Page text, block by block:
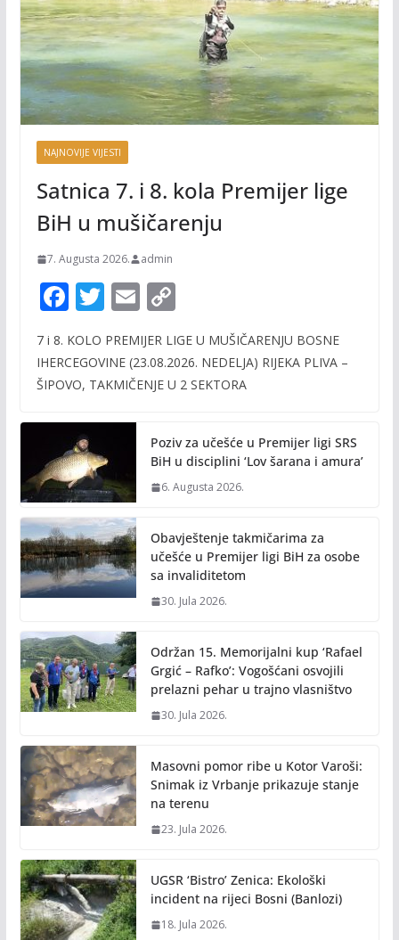
NAJNOVIJE VIJESTI
Satnica 7. i 8. kola Premijer lige
BiH u mušičarenju
7. Augusta 2026. admin
F
e
b
o
k
T
itt
er
E
ai
l
C
p
y
n
k
7 i 8. KOLO PREMIJER LIGE U MUŠIČARENJU BOSNE
IHERCEGOVINE (23.08.2026. NEDELJA) RIJEKA PLIVA –
ŠIPOVO, TAKMIČENJE U 2 SEKTORA
Poziv za učešće u Premijer ligi SRS
BiH u disciplini ‘Lov šarana i amura’
6. Augusta 2026.
Obavještenje takmičarima za
učešće u Premijer ligi BiH za osobe
sa invaliditetom
30. Jula 2026.
Održan 15. Memorijalni kup ‘Rafael
Grgić – Rafko’: Vogošćani osvojili
prelazni pehar u trajno vlasništvo
30. Jula 2026.
Masovni pomor ribe u Kotor Varoši:
Snimak iz Vrbanje prikazuje stanje
na terenu
23. Jula 2026.
UGSR ‘Bistro’ Zenica: Ekološki
incident na rijeci Bosni (Banlozi)
18. Jula 2026.